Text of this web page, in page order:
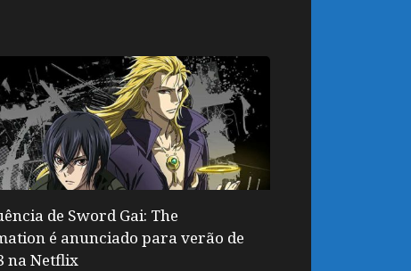
de Sword Gai: The
é anunciado para verão de
na Netflix